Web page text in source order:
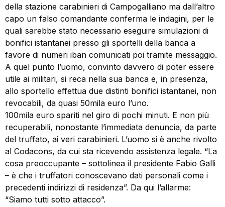
della stazione carabinieri di Campogalliano ma dall’altro
capo un falso comandante conferma le indagini, per le
quali sarebbe stato necessario eseguire simulazioni di
bonifici istantanei presso gli sportelli della banca a
favore di numeri iban comunicati poi tramite messaggio.
A quel punto l’uomo, convinto davvero di poter essere
utile ai militari, si reca nella sua banca e, in presenza,
allo sportello effettua due distinti bonifici istantanei, non
revocabili, da quasi 50mila euro l’uno.
100mila euro spariti nel giro di pochi minuti. E non più
recuperabili, nonostante l’immediata denuncia, da parte
del truffato, ai veri carabinieri. L’uomo si è anche rivolto
al Codacons, da cui sta ricevendo assistenza legale. “La
cosa preoccupante – sottolinea il presidente Fabio Galli
– è che i truffatori conoscevano dati personali come i
precedenti indirizzi di residenza”. Da qui l’allarme:
“Siamo tutti sotto attacco”.